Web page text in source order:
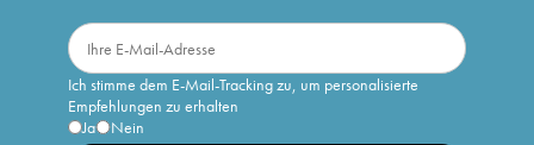
Ich stimme dem E-Mail-Tracking zu, um personalisierte
Empfehlungen zu erhalten
Ja
Nein